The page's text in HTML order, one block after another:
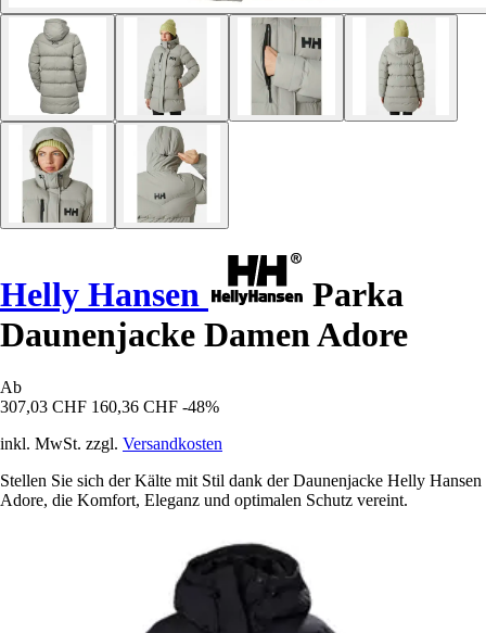
Helly Hansen
Parka
Daunenjacke Damen Adore
Ab
307,03 CHF 160,36 CHF -48%
inkl. MwSt. zzgl. Versandkosten
Stellen Sie sich der Kälte mit Stil dank der Daunenjacke Helly Hansen
Adore, die Komfort, Eleganz und optimalen Schutz vereint.